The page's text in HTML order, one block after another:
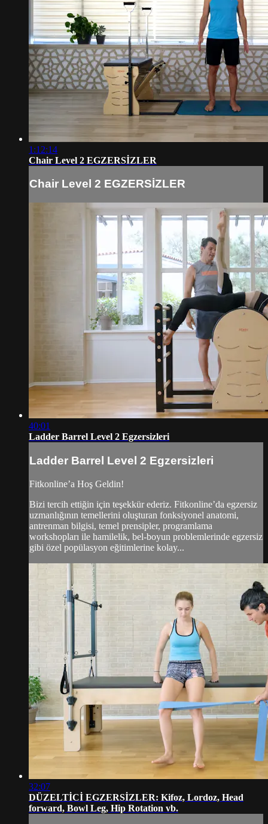
1:12:14
Chair Level 2 EGZERSİZLER
Chair Level 2 EGZERSİZLER
40:01
Ladder Barrel Level 2 Egzersizleri
Ladder Barrel Level 2 Egzersizleri
Fitkonline’a Hoş Geldin!
Bizi tercih ettiğin için teşekkür ederiz. Fitkonline’da egzersiz
uzmanlığının temellerini oluşturan fonksiyonel anatomi,
antrenman bilgisi, temel prensipler, programlama
workshopları ile hamilelik, bel-boyun problemlerinde egzersiz
gibi özel popülasyon eğitimlerine kolay...
32:07
DÜZELTİCİ EGZERSİZLER: Kifoz, Lordoz, Head
forward, Bowl Leg, Hip Rotation vb.